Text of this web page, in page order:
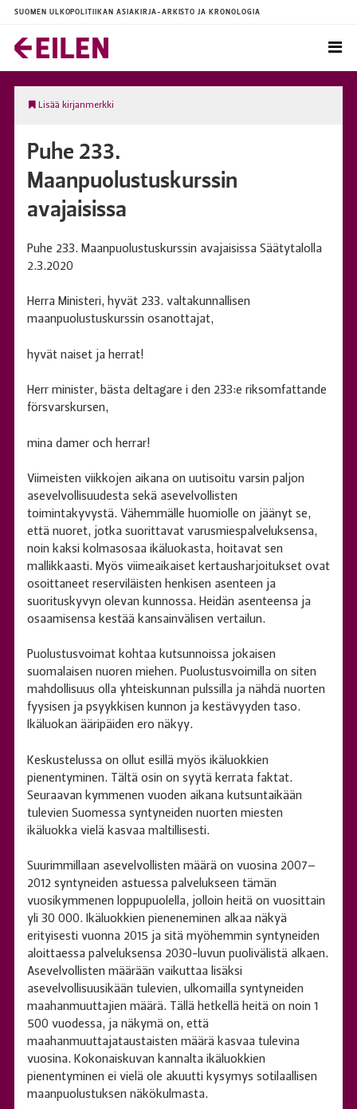
SUOMEN ULKOPOLITIIKAN ASIAKIRJA-ARKISTO JA KRONOLOGIA
Lisää kirjanmerkki
Puhe 233.
Maanpuolustuskurssin
avajaisissa
Puhe 233. Maanpuolustuskurssin avajaisissa Säätytalolla
2.3.2020
Herra Ministeri, hyvät 233. valtakunnallisen
maanpuolustuskurssin osanottajat,
hyvät naiset ja herrat!
Herr minister, bästa deltagare i den 233:e riksomfattande
försvarskursen,
mina damer och herrar!
Viimeisten viikkojen aikana on uutisoitu varsin paljon
asevelvollisuudesta sekä asevelvollisten
toimintakyvystä. Vähemmälle huomiolle on jäänyt se,
että nuoret, jotka suorittavat varusmiespalveluksensa,
noin kaksi kolmasosaa ikäluokasta, hoitavat sen
mallikkaasti. Myös viimeaikaiset kertausharjoitukset ovat
osoittaneet reserviläisten henkisen asenteen ja
suorituskyvyn olevan kunnossa. Heidän asenteensa ja
osaamisensa kestää kansainvälisen vertailun.
Puolustusvoimat kohtaa kutsunnoissa jokaisen
suomalaisen nuoren miehen. Puolustusvoimilla on siten
mahdollisuus olla yhteiskunnan pulssilla ja nähdä nuorten
fyysisen ja psyykkisen kunnon ja kestävyyden taso.
Ikäluokan ääripäiden ero näkyy.
Keskustelussa on ollut esillä myös ikäluokkien
pienentyminen. Tältä osin on syytä kerrata faktat.
Seuraavan kymmenen vuoden aikana kutsuntaikään
tulevien Suomessa syntyneiden nuorten miesten
ikäluokka vielä kasvaa maltillisesti.
Suurimmillaan asevelvollisten määrä on vuosina 2007–
2012 syntyneiden astuessa palvelukseen tämän
vuosikymmenen loppupuolella, jolloin heitä on vuosittain
yli 30 000. Ikäluokkien pieneneminen alkaa näkyä
erityisesti vuonna 2015 ja sitä myöhemmin syntyneiden
aloittaessa palveluksensa 2030-luvun puolivälistä alkaen.
Asevelvollisten määrään vaikuttaa lisäksi
asevelvollisuusikään tulevien, ulkomailla syntyneiden
maahanmuuttajien määrä. Tällä hetkellä heitä on noin 1
500 vuodessa, ja näkymä on, että
maahanmuuttajataustaisten määrä kasvaa tulevina
vuosina. Kokonaiskuvan kannalta ikäluokkien
pienentyminen ei vielä ole akuutti kysymys sotilaallisen
maanpuolustuksen näkökulmasta.